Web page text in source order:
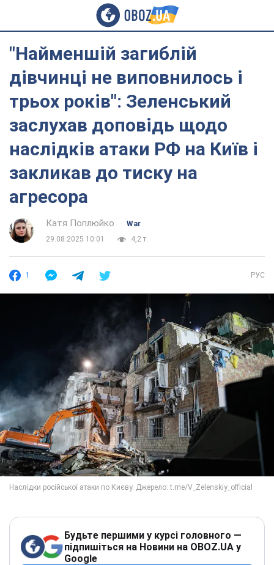
"Найменшій загиблій
дівчинці не виповнилось і
трьох років": Зеленський
заслухав доповідь щодо
наслідків атаки РФ на Київ і
закликав до тиску на
агресора
Катя Поплюйко
War
29.08.2025 10:01
4,2 т.
1 РУС
Будьте першими у курсі головного —
підпишіться на Новини на OBOZ.UA у
Google